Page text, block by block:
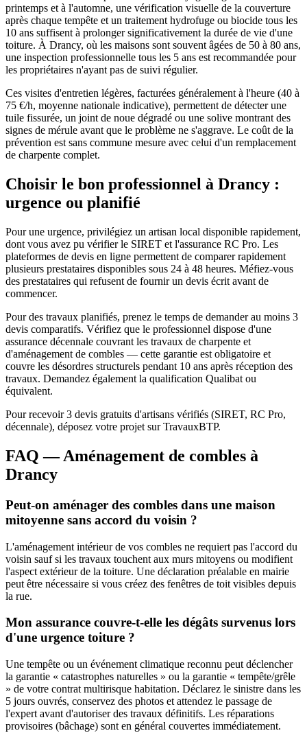
printemps et à l'automne, une vérification visuelle de la couverture
après chaque tempête et un traitement hydrofuge ou biocide tous les
10 ans suffisent à prolonger significativement la durée de vie d'une
toiture. À Drancy, où les maisons sont souvent âgées de 50 à 80 ans,
une inspection professionnelle tous les 5 ans est recommandée pour
les propriétaires n'ayant pas de suivi régulier.
Ces visites d'entretien légères, facturées généralement à l'heure (40 à
75 €/h, moyenne nationale indicative), permettent de détecter une
tuile fissurée, un joint de noue dégradé ou une solive montrant des
signes de mérule avant que le problème ne s'aggrave. Le coût de la
prévention est sans commune mesure avec celui d'un remplacement
de charpente complet.
Choisir le bon professionnel à Drancy :
urgence ou planifié
Pour une urgence, privilégiez un artisan local disponible rapidement,
dont vous avez pu vérifier le SIRET et l'assurance RC Pro. Les
plateformes de devis en ligne permettent de comparer rapidement
plusieurs prestataires disponibles sous 24 à 48 heures. Méfiez-vous
des prestataires qui refusent de fournir un devis écrit avant de
commencer.
Pour des travaux planifiés, prenez le temps de demander au moins 3
devis comparatifs. Vérifiez que le professionnel dispose d'une
assurance décennale couvrant les travaux de charpente et
d'aménagement de combles — cette garantie est obligatoire et
couvre les désordres structurels pendant 10 ans après réception des
travaux. Demandez également la qualification Qualibat ou
équivalent.
Pour recevoir 3 devis gratuits d'artisans vérifiés (SIRET, RC Pro,
décennale), déposez votre projet sur TravauxBTP.
FAQ — Aménagement de combles à
Drancy
Peut-on aménager des combles dans une maison
mitoyenne sans accord du voisin ?
L'aménagement intérieur de vos combles ne requiert pas l'accord du
voisin sauf si les travaux touchent aux murs mitoyens ou modifient
l'aspect extérieur de la toiture. Une déclaration préalable en mairie
peut être nécessaire si vous créez des fenêtres de toit visibles depuis
la rue.
Mon assurance couvre-t-elle les dégâts survenus lors
d'une urgence toiture ?
Une tempête ou un événement climatique reconnu peut déclencher
la garantie « catastrophes naturelles » ou la garantie « tempête/grêle
» de votre contrat multirisque habitation. Déclarez le sinistre dans les
5 jours ouvrés, conservez des photos et attendez le passage de
l'expert avant d'autoriser des travaux définitifs. Les réparations
provisoires (bâchage) sont en général couvertes immédiatement.